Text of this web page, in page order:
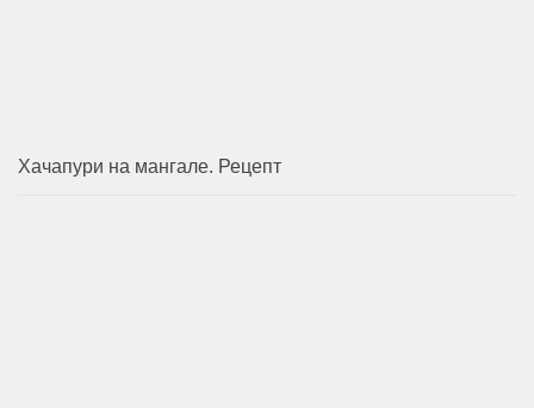
Хачапури на мангале. Рецепт